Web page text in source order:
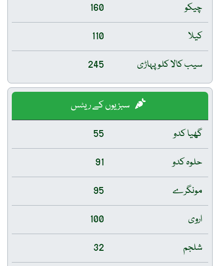
چیکو
160
کیلا
110
سیب کالا کلو پہاڑی
245
سبزیوں کے ریٹس
گھیا کدو
55
حلوہ کدو
91
مونگرے
95
اروی
100
شلجم
32